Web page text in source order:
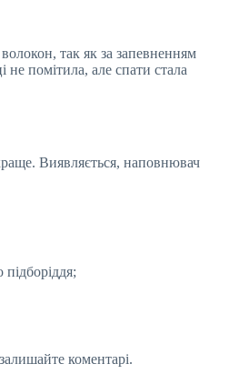
так як за запевненням
не помітила, але спати стала
Виявляється, наповнювач
коментарі.